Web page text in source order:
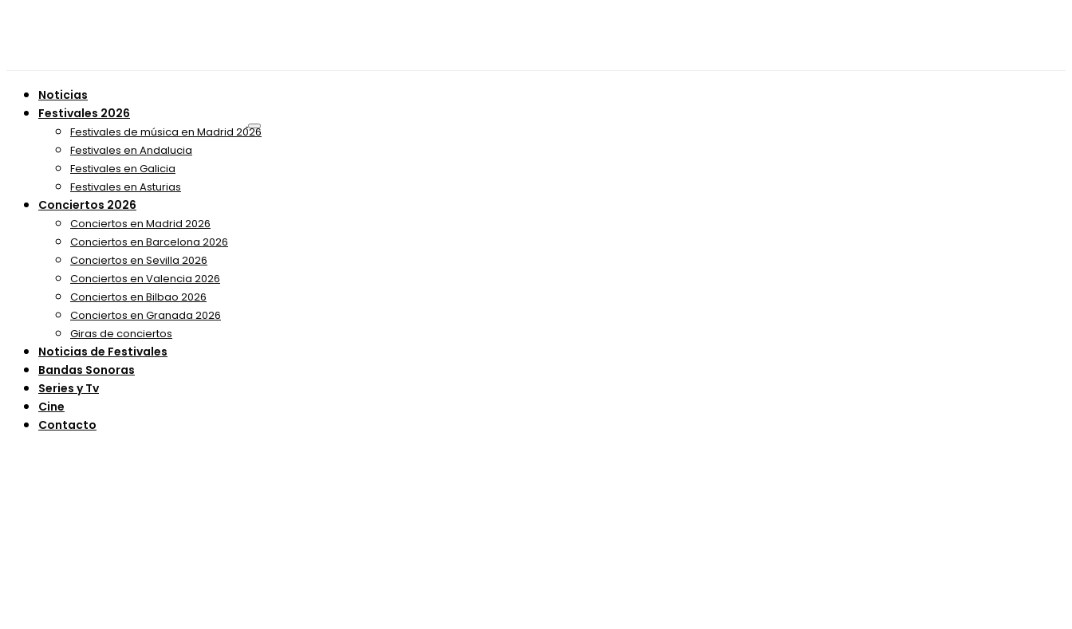
Noticias
Festivales 2026
Festivales de música en Madrid 2026
Festivales en Andalucia
Festivales en Galicia
Festivales en Asturias
Conciertos 2026
Conciertos en Madrid 2026
Conciertos en Barcelona 2026
Conciertos en Sevilla 2026
Conciertos en Valencia 2026
Conciertos en Bilbao 2026
Conciertos en Granada 2026
Giras de conciertos
Noticias de Festivales
Bandas Sonoras
Series y Tv
Cine
Contacto